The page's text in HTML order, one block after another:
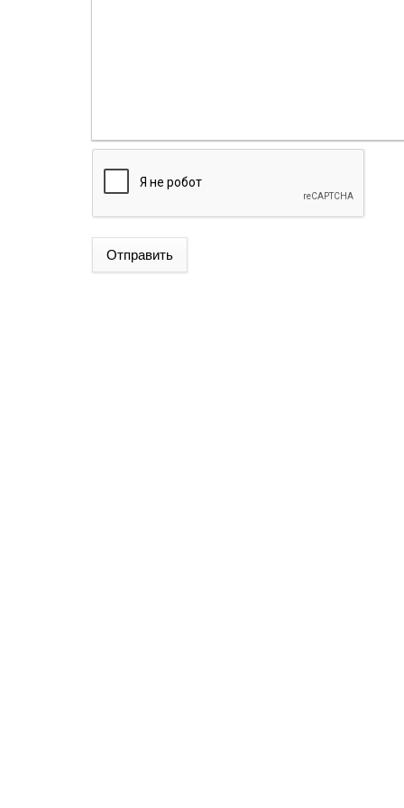
Отправить